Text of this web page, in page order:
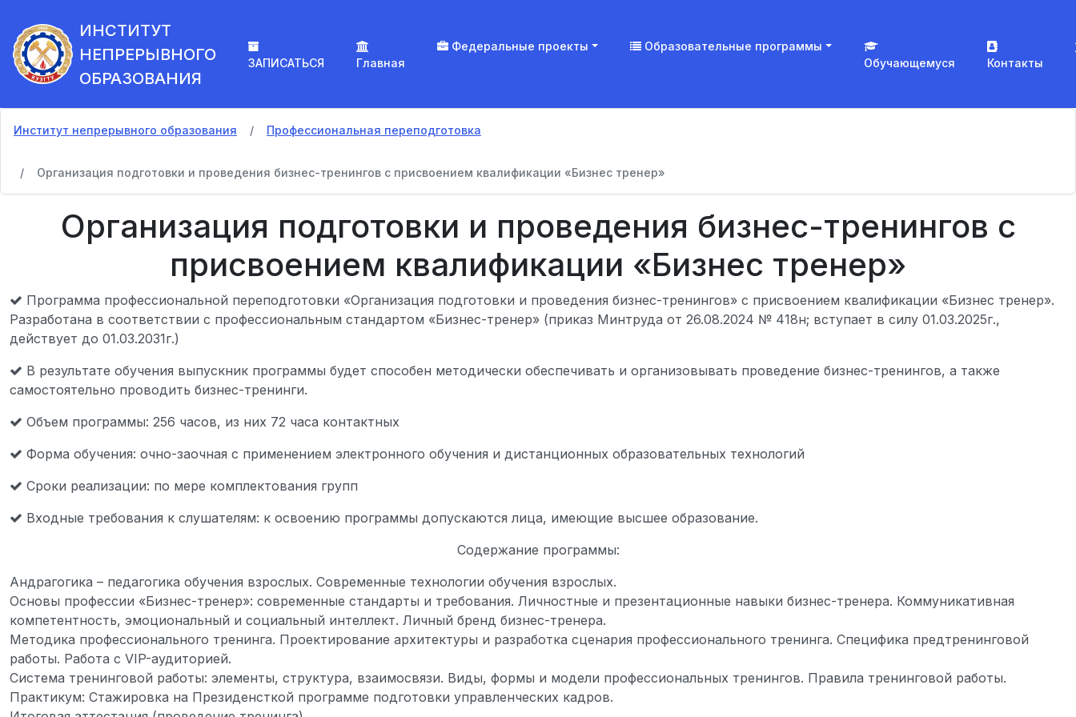
ИНСТИТУТ
НЕПРЕРЫВНОГО
ОБРАЗОВАНИЯ
ЗАПИСАТЬСЯ Главная
Федеральные проекты
Образовательные программы
Обучающемуся
Контакты
Институт непрерывного образования Профессиональная переподготовка
Организация подготовки и проведения бизнес-тренингов с присвоением квалификации «Бизнес тренер»
Организация подготовки и проведения бизнес-тренингов с
присвоением квалификации «Бизнес тренер»
Программа профессиональной переподготовки «Организация подготовки и проведения бизнес-тренингов» с присвоением квалификации «Бизнес тренер».
Разработана в соответствии с профессиональным стандартом «Бизнес-тренер» (приказ Минтруда от 26.08.2024 № 418н; вступает в силу 01.03.2025г.,
действует до 01.03.2031г.)
В результате обучения выпускник программы будет способен методически обеспечивать и организовывать проведение бизнес-тренингов, а также
самостоятельно проводить бизнес-тренинги.
Объем программы: 256 часов, из них 72 часа контактных
Форма обучения: очно-заочная с применением электронного обучения и дистанционных образовательных технологий
Сроки реализации: по мере комплектования групп
Входные требования к слушателям: к освоению программы допускаются лица, имеющие высшее образование.
Содержание программы:
Андрагогика – педагогика обучения взрослых. Современные технологии обучения взрослых.
Основы профессии «Бизнес-тренер»: современные стандарты и требования. Личностные и презентационные навыки бизнес-тренера. Коммуникативная
компетентность, эмоциональный и социальный интеллект. Личный бренд бизнес-тренера.
Методика профессионального тренинга. Проектирование архитектуры и разработка сценария профессионального тренинга. Специфика предтренинговой
работы. Работа с VIP-аудиторией.
Система тренинговой работы: элементы, структура, взаимосвязи. Виды, формы и модели профессиональных тренингов. Правила тренинговой работы.
Практикум: Стажировка на Президенсткой программе подготовки управленческих кадров.